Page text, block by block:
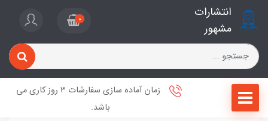
انتشارات
مشهور
0
زمان آماده سازی سفارشات 3 روز کاری می
باشد.